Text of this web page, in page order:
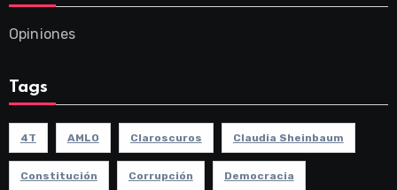
Opiniones
Tags
4T AMLO Claroscuros Claudia Sheinbaum
Constitución Corrupción Democracia